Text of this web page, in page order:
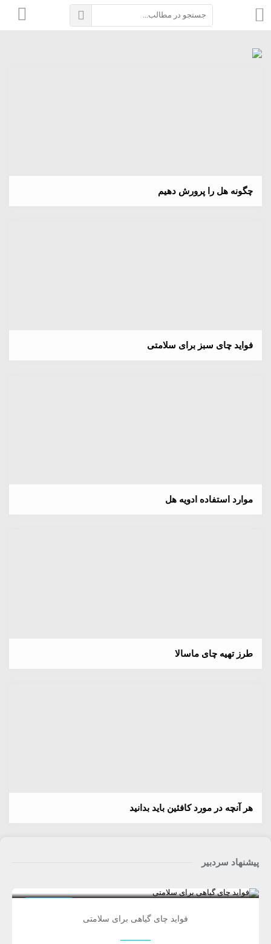
چگونه هل را پرورش دهیم
فواید چای سبز برای سلامتی
موارد استفاده ادویه هل
طرز تهیه چای ماسالا
هر آنچه در مورد کافئین باید بدانید
پیشنهاد سردبیر
فواید چای گیاهی برای سلامتی